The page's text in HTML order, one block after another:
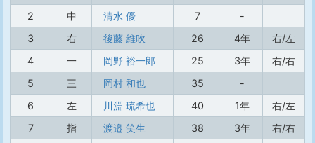
2
中 清水 優 7
-
3
右 後藤 維吹 26 4年
右/左
4
一 岡野 裕一郎 25 3年
右/右
5
三 岡村 和也 35
-
6
左 川淵 琉希也 40 1年
右/左
7
指 渡邉 笑生 38 3年
右/右